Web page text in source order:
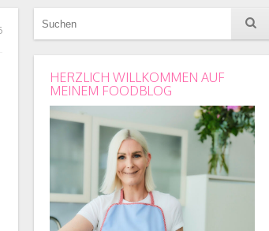
HERZLICH WILLKOMMEN AUF
MEINEM FOODBLOG